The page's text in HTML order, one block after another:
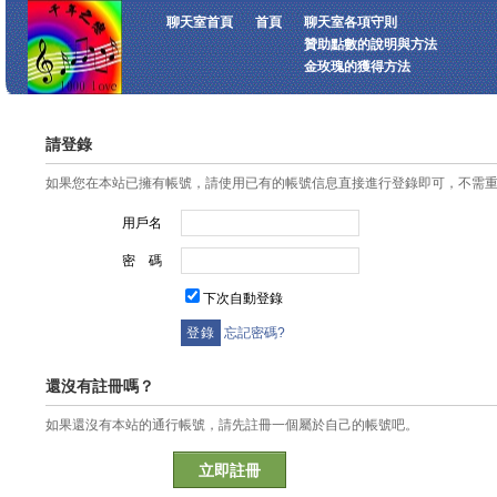
聊天室首頁 首頁
聊天室各項守則
贊助點數的說明與方法
金玫瑰的獲得方法
請登錄
如果您在本站已擁有帳號，請使用已有的帳號信息直接進行登錄即可，不需
用戶名
密 碼
下次自動登錄
忘記密碼?
還沒有註冊嗎？
如果還沒有本站的通行帳號，請先註冊一個屬於自己的帳號吧。
立即註冊